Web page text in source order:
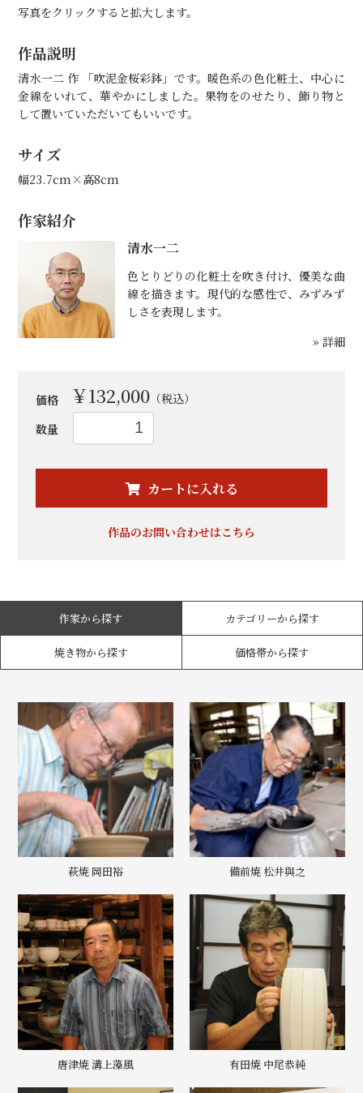
写真をクリックすると拡大します。
作品説明
清水一二 作 「吹泥金桜彩鉢」です。暖色系の色化粧土、中心に
金線をいれて、華やかにしました。果物をのせたり、飾り物と
して置いていただいてもいいです。
サイズ
幅23.7cm×高8cm
作家紹介
清水一二
色とりどりの化粧土を吹き付け、優美な曲
線を描きます。現代的な感性で、みずみず
しさを表現します。
» 詳細
価格 ￥132,000 （税込）
数量
カートに入れる
お買い物を続ける カートへ進む
作品のお問い合わせはこちら
作家から探す カテゴリーから探す
焼き物から探す 価格帯から探す
萩焼 岡田裕 備前焼 松井與之
唐津焼 溝上藻風 有田焼 中尾恭純